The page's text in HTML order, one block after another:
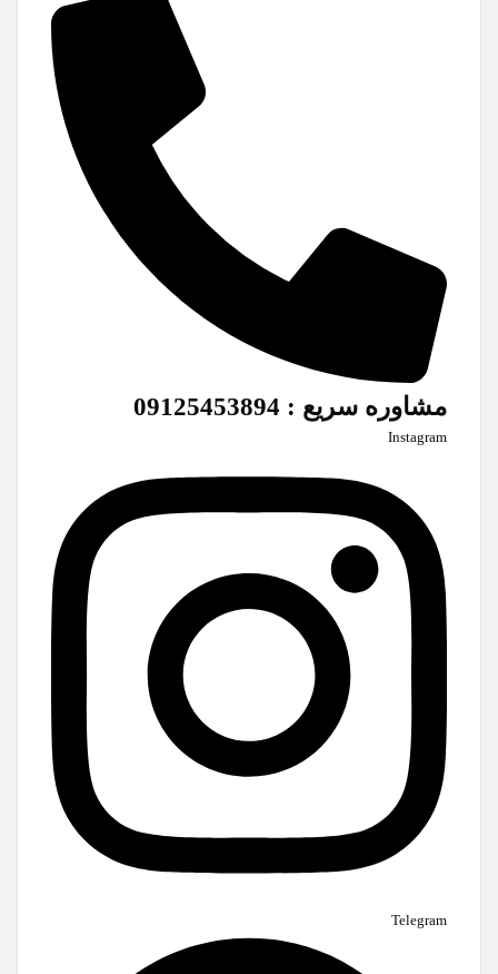
مشاوره سریع : 09125453894
Instagram
Telegram